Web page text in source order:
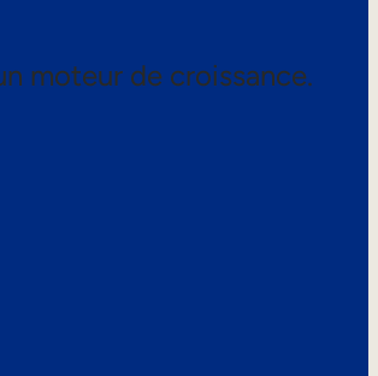
moteur de croissance.